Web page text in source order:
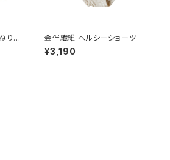
りタ
金伴繊維 ヘルシーショーツ
¥3,190